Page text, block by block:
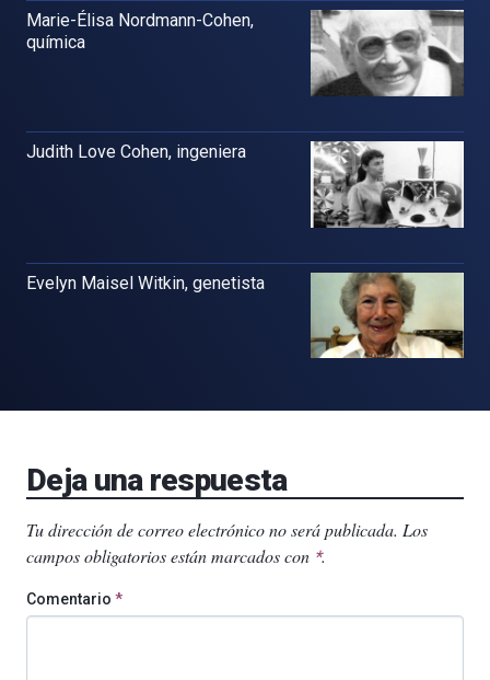
Marie-Élisa Nordmann-Cohen,
química
Judith Love Cohen, ingeniera
Evelyn Maisel Witkin, genetista
Deja una respuesta
Tu dirección de correo electrónico no será publicada. Los
campos obligatorios están marcados con *.
Comentario *